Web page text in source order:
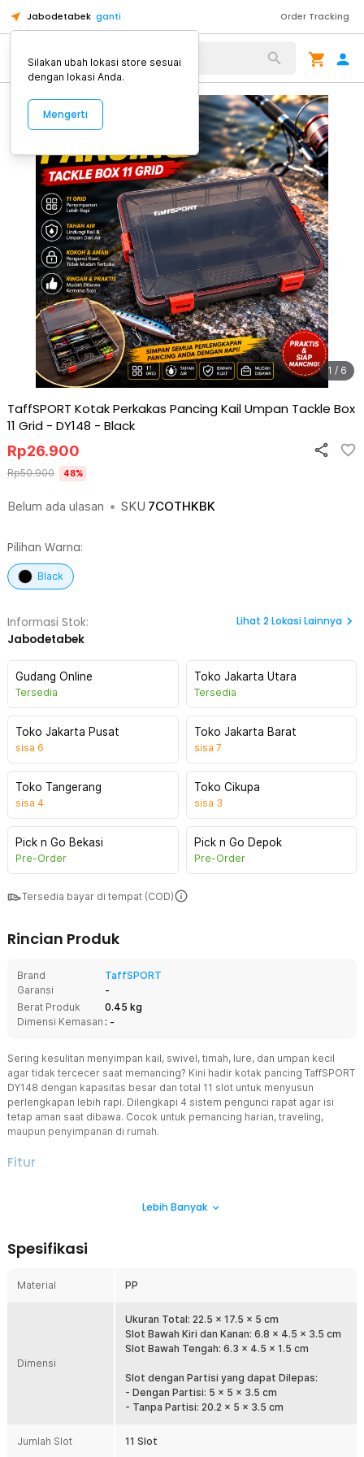
Jabodetabek ganti Order Tracking
Alat Kopi
1 / 6
TaffSPORT Kotak Perkakas Pancing Kail Umpan Tackle Box
11 Grid - DY148 - Black
Belum ada ulasan • SKU 7COTHKBK
Rp26.900
Rp50.900 48%
Pilihan Warna:
Black
Informasi Stok:
Jabodetabek
Lihat 2Lokasi Lainnya
Gudang Online
Tersedia
Toko Jakarta Utara
Tersedia
Toko Jakarta Pusat
sisa 6
Toko Jakarta Barat
sisa 7
Toko Tangerang
sisa 4
Toko Cikupa
sisa 3
Pick n Go Bekasi
Pre-Order
Pick n Go Depok
Pre-Order
Tersedia bayar di tempat (COD)
Rincian Produk
Brand
TaffSPORT
Garansi
-
Berat Produk
0.45 kg
Dimensi Kemasan : -
Sering kesulitan menyimpan kail, swivel, timah, lure, dan umpan kecil
agar tidak tercecer saat memancing? Kini hadir kotak pancing TaffSPORT
DY148 dengan kapasitas besar dan total 11 slot untuk menyusun
perlengkapan lebih rapi. Dilengkapi 4 sistem pengunci rapat agar isi
tetap aman saat dibawa. Cocok untuk pemancing harian, traveling,
maupun penyimpanan di rumah.
Fitur
Kotak pancing ini memiliki total 11 ruang penyimpanan untuk
dibutuhkan. Aktivitas memancing jadi lebih efisien.
Kotak pancing ini memiliki total 11 ruang penyimpanan untuk
tidak mudah tercampur sehingga lebih cepat ditemukan saat
dibutuhkan. Aktivitas memancing jadi lebih efisien.
4 Pengunci Lebih Aman
Dilengkapi empat sistem pengunci kuat agar tutup box tetap rapat
saat dibawa. Membantu mencegah isi kotak tumpah di dalam tas
atau kendaraan. Lebih tenang saat perjalanan.
Beberapa sekat dapat dilepas sesuai kebutuhan sehingga ruang
Lebih Banyak
Spesifikasi
Material PP
Dimensi
Ukuran Total: 22.5 x 17.5 x 5 cm
Slot Bawah Kiri dan Kanan: 6.8 x 4.5 x 3.5 cm
Slot Bawah Tengah: 6.3 x 4.5 x 1.5 cm
Slot dengan Partisi yang dapat Dilepas:
- Dengan Partisi: 5 x 5 x 3.5 cm
- Tanpa Partisi: 20.2 x 5 x 3.5 cm
Jumlah Slot 11 Slot
Silakan ubah lokasi store sesuai
dengan lokasi Anda.
Mengerti